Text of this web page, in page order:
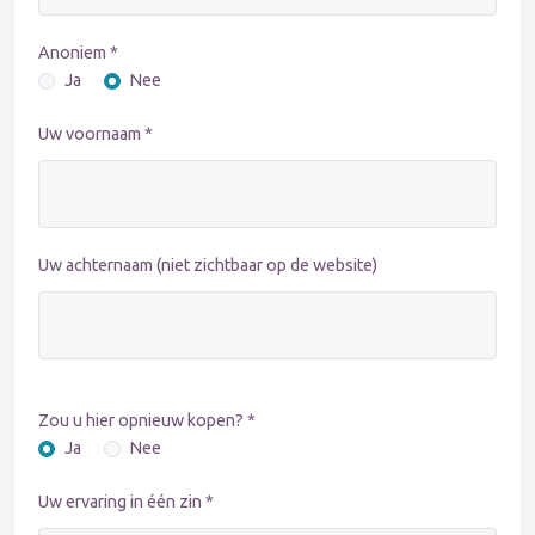
Anoniem *
Ja
Nee
Uw voornaam *
Uw achternaam (niet zichtbaar op de website)
Zou u hier opnieuw kopen? *
Ja
Nee
Uw ervaring in één zin *